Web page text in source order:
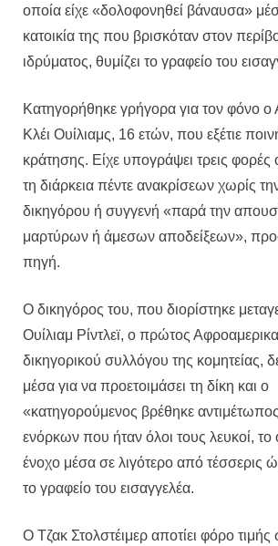
οποία είχε «δολοφονηθεί βάναυσα»
κατοικία της που βρισκόταν στον
ιδρύματος, θυμίζει το γραφείο του
Κατηγορήθηκε γρήγορα για τον φόνο ο
Κλέι Ουίλιαμς, 16 ετών, που εξέτιε
κράτησης. Είχε υπογράψει τρεις φορές
τη διάρκεια πέντε ανακρίσεων χωρίς
δικηγόρου ή συγγενή «παρά την
μαρτύρων ή άμεσων αποδείξεων»,
πηγή.
Ο δικηγόρος του, που διορίστηκε
Ουίλιαμ Ρίντλεϊ, ο πρώτος
δικηγορικού συλλόγου της κομητείας,
μέσα για να προετοιμάσει τη δίκη και ο
«κατηγορούμενος βρέθηκε
ενόρκων που ήταν όλοι τους λευκοί, το
ένοχο μέσα σε λιγότερο από τέσσερις
το γραφείο του εισαγγελέα.
Ο Τζακ Στολστέιμερ αποτίει φόρο τιμής